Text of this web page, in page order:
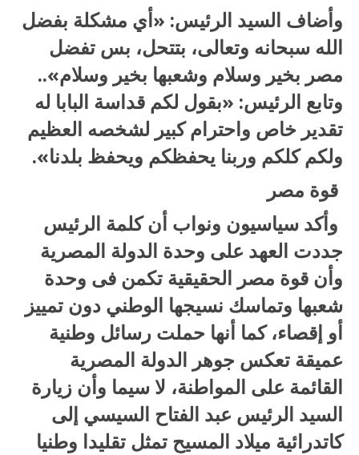
وأضاف السيد الرئيس: «أي مشكلة بفضل
الله سبحانه وتعالى، بتتحل، بس تفضل
مصر بخير وسلام وشعبها بخير وسلام»..
وتابع الرئيس: «بقول لكم قداسة البابا له
تقدير خاص واحترام كبير لشخصه العظيم
ولكم كلكم وربنا يحفظكم ويحفظ بلدنا».
قوة مصر
وأكد سياسيون ونواب أن كلمة الرئيس
جددت العهد على وحدة الدولة المصرية
وأن قوة مصر الحقيقية تكمن فى وحدة
شعبها وتماسك نسيجها الوطني دون تمييز
أو إقصاء، كما أنها حملت رسائل وطنية
عميقة تعكس جوهر الدولة المصرية
القائمة على المواطنة، لا سيما وأن زيارة
السيد الرئيس عبد الفتاح السيسي إلى
كاتدرائية ميلاد المسيح تمثل تقليدا وطنيا